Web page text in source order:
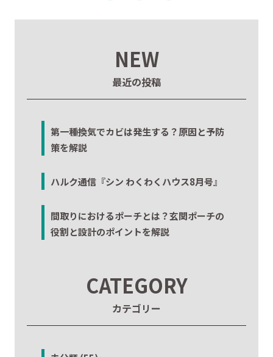
NEW
最近の投稿
第一種換気でカビは発生する？原因と予防
策を解説
ハルク通信『シン わくわくハウス8月号』
間取りにおけるポーチとは？玄関ポーチの
役割と設計のポイントを解説
CATEGORY
カテゴリー